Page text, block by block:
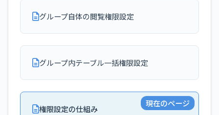
グループ自体の閲覧権限設定
グループ内テーブル一括権限設定
権限設定の仕組み
現在のページ